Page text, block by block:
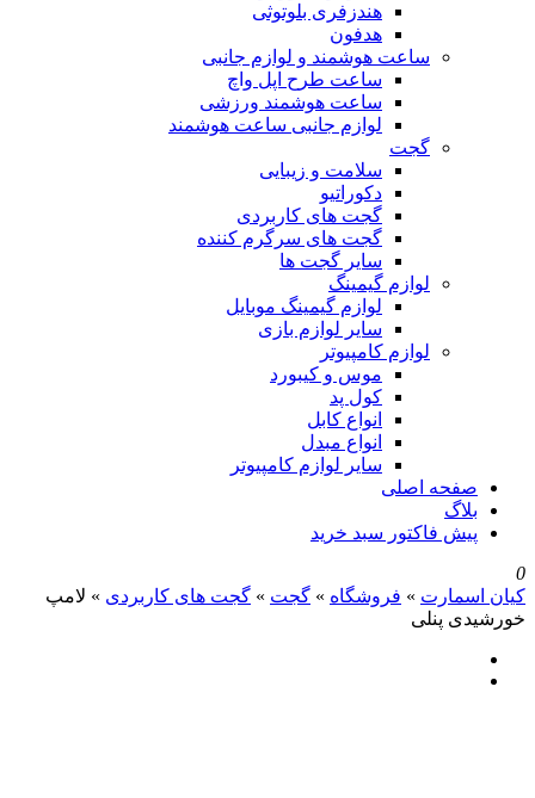
هندزفری بلوتوثی
هدفون
ساعت هوشمند و لوازم جانبی
ساعت طرح اپل واچ
ساعت هوشمند ورزشی
لوازم جانبی ساعت هوشمند
گجت
سلامت و زیبایی
دکوراتیو
گجت های کاربردی
گجت های سرگرم کننده
سایر گجت ها
لوازم گیمینگ
لوازم گیمینگ موبایل
سایر لوازم بازی
لوازم کامپیوتر
موس و کیبورد
کول پد
انواع کابل
انواع مبدل
سایر لوازم کامپیوتر
صفحه اصلی
بلاگ
پیش فاکتور سبد خرید
0
کیان اسمارت » فروشگاه » گجت » گجت های کاربردی » لامپ
خورشیدی پنلی